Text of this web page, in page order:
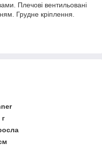
Плечові вентильовані
Грудне кріплення.
г